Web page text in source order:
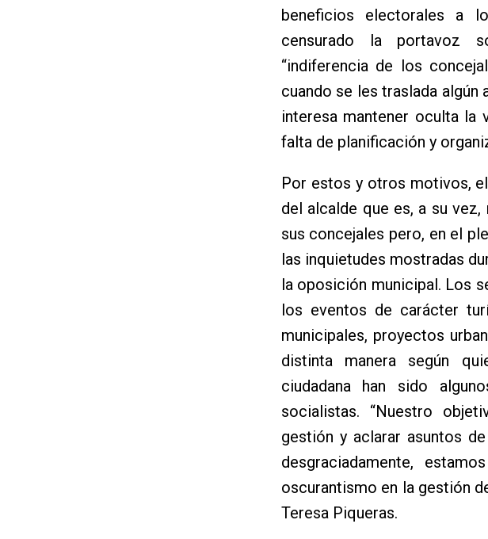
beneficios electorales a
censurado la portavoz
“indiferencia de los
cuando se les traslada algún
interesa mantener oculta la
falta de planificación y
Por estos y otros motivos,
del alcalde que es, a su
sus concejales pero, en el
las inquietudes mostradas
la oposición municipal. Los
los eventos de carácter
municipales, proyectos
distinta manera según
ciudadana han sido
socialistas. “Nuestro
gestión y aclarar asuntos
desgraciadamente,
oscurantismo en la gestión
Teresa Piqueras.